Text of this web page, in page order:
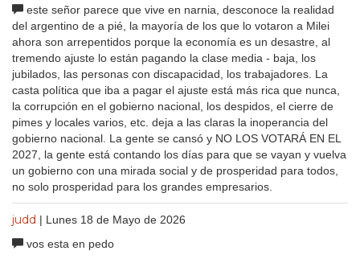
este señor parece que vive en narnia, desconoce la realidad
del argentino de a pié, la mayoría de los que lo votaron a Milei
ahora son arrepentidos porque la economía es un desastre, al
tremendo ajuste lo están pagando la clase media - baja, los
jubilados, las personas con discapacidad, los trabajadores. La
casta política que iba a pagar el ajuste está más rica que nunca,
la corrupción en el gobierno nacional, los despidos, el cierre de
pimes y locales varios, etc. deja a las claras la inoperancia del
gobierno nacional. La gente se cansó y NO LOS VOTARÁ EN EL
2027, la gente está contando los días para que se vayan y vuelva
un gobierno con una mirada social y de prosperidad para todos,
no solo prosperidad para los grandes empresarios.
judd | Lunes 18 de Mayo de 2026
vos esta en pedo